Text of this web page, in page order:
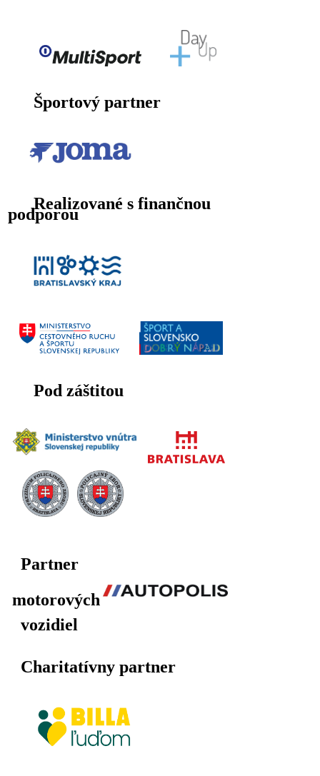
Športový partner
Realizované s finančnou
podporou
Pod záštitou
Partner
motorových
vozidiel
Charitatívny partner